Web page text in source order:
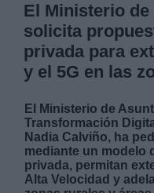
El Ministerio
solicita
privada para
y el 5G en las
El Ministerio de
Transformación
Nadia Calviño, ha
mediante un modelo
privada, permitan
Alta Velocidad y
Legitimación:
Destinatarios: